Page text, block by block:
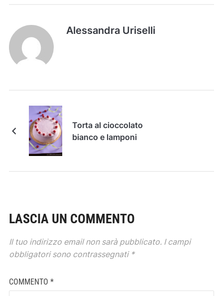
Alessandra Uriselli
Torta al cioccolato
bianco e lamponi
LASCIA UN COMMENTO
Il tuo indirizzo email non sarà pubblicato. I campi
obbligatori sono contrassegnati *
COMMENTO *